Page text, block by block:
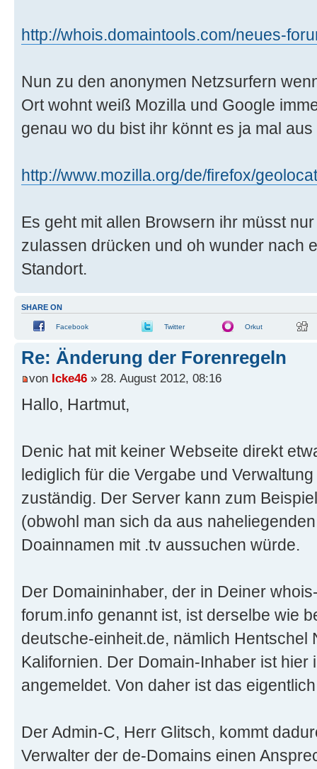
http://whois.domaintools.com/neues-
Nun zu den anonymen Netzsurfern
Ort wohnt weiß Mozilla und Google
genau wo du bist ihr könnt es ja mal
http://www.mozilla.org/de/firefox/
Es geht mit allen Browsern ihr müsst
zulassen drücken und oh wunder nach
Standort.
SHARE ON
Facebook Twitter Orkut
Re: Änderung der Forenregeln
von Icke46 » 28. August 2012, 08:16
Hallo, Hartmut,
Denic hat mit keiner Webseite direkt
lediglich für die Vergabe und
zuständig. Der Server kann zum
(obwohl man sich da aus
Doainnamen mit .tv aussuchen würde.
Der Domaininhaber, der in Deiner
forum.info genannt ist, ist derselbe wie
deutsche-einheit.de, nämlich Hentschel
Kalifornien. Der Domain-Inhaber ist hier
angemeldet. Von daher ist das
Der Admin-C, Herr Glitsch, kommt
Verwalter der de-Domains einen